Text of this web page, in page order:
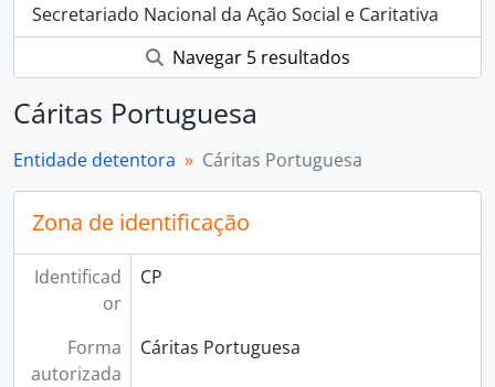
Secretariado Nacional da Ação Social e Caritativa
Navegar 5 resultados
Cáritas Portuguesa
Entidade detentora Cáritas Portuguesa
Zona de identificação
Identificad
or
CP
Forma
autorizada
Cáritas Portuguesa